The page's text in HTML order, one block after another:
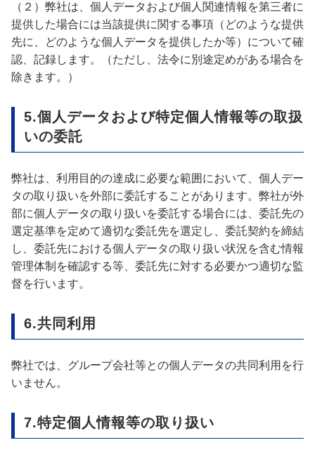
（２）弊社は、個人データおよび個人関連情報を第三者に
提供した場合には当該提供に関する事項（どのような提供
先に、どのような個人データを提供したか等）について確
認、記録します。（ただし、法令に別途定めがある場合を
除きます。）
5.個人データおよび特定個人情報等の取扱
いの委託
弊社は、利用目的の達成に必要な範囲において、個人デー
タの取り扱いを外部に委託することがあります。弊社が外
部に個人データの取り扱いを委託する場合には、委託先の
選定基準を定めて適切な委託先を選定し、委託契約を締結
し、委託先における個人データの取り扱い状況を含む情報
管理体制を確認する等、委託先に対する必要かつ適切な監
督を行います。
6.共同利用
弊社では、グループ会社等との個人データの共同利用を行
いません。
7.特定個人情報等の取り扱い